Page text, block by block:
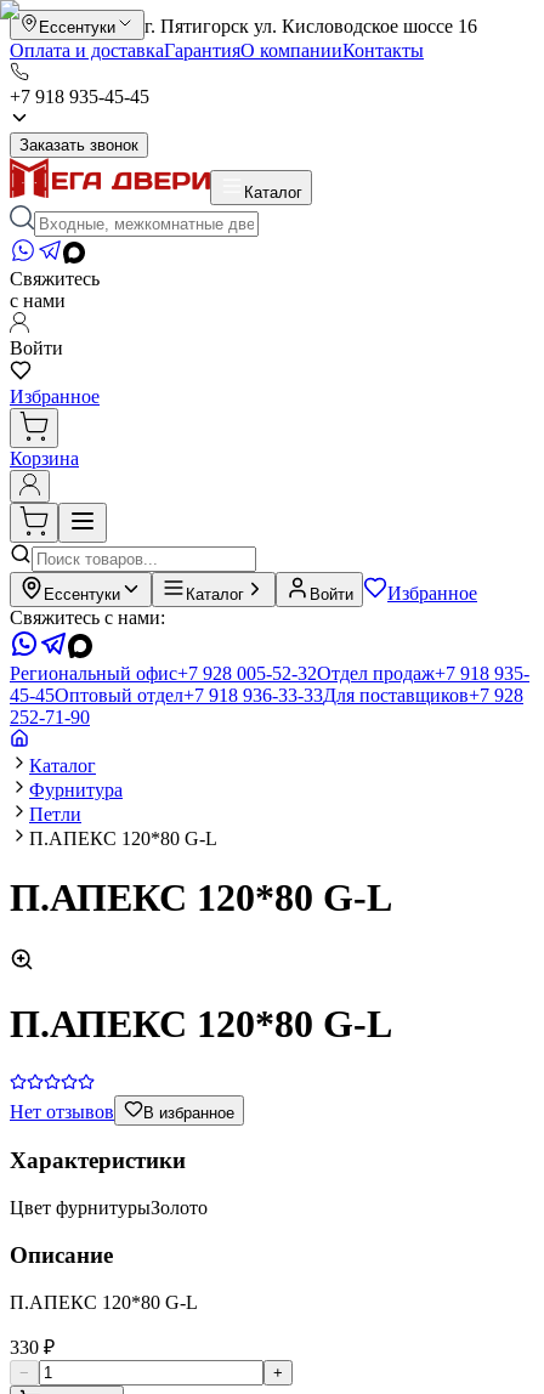
Ессентуки
г. Пятигорск ул. Кисловодское шоссе 16
Оплата и доставкаГарантияО компанииКонтакты
+7 918 935-45-45
Заказать звонок
Каталог
Свяжитесь
с нами
Войти
Избранное
Корзина
Ессентуки Каталог Войти
Избранное
Свяжитесь с нами:
Региональный офис+7 928 005-52-32Отдел продаж+7 918 935-
45-45Оптовый отдел+7 918 936-33-33Для поставщиков+7 928
252-71-90
Каталог
Фурнитура
Петли
П.АПЕКС 120*80 G-L
П.АПЕКС 120*80 G-L
П.АПЕКС 120*80 G-L
Нет отзывов В избранное
Характеристики
Цвет фурнитурыЗолото
Описание
П.АПЕКС 120*80 G-L
330 ₽
−
+